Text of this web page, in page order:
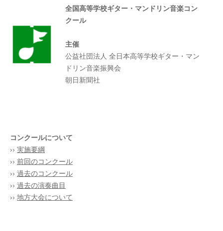
全国高等学校ギター・マンドリン音楽コン
クール
主催
公益社団法人 全日本高等学校ギター・マン
ドリン音楽振興会
朝日新聞社
コンクールについて
›› 実施要綱
›› 前回のコンクール
›› 過去のコンクール
›› 過去の演奏曲目
›› 地方大会について